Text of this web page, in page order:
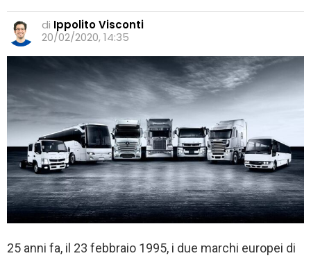
di Ippolito Visconti
20/02/2020, 14:35
25 anni fa, il 23 febbraio 1995, i due marchi europei di